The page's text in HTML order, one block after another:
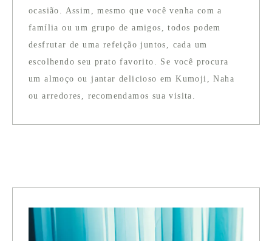
ocasião. Assim, mesmo que você venha com a
família ou um grupo de amigos, todos podem
desfrutar de uma refeição juntos, cada um
escolhendo seu prato favorito. Se você procura
um almoço ou jantar delicioso em Kumoji, Naha
ou arredores, recomendamos sua visita.